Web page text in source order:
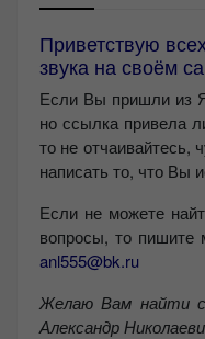
Приветствую
звука на своём
Если Вы пришли из
но ссылка привела
то не отчаивайтесь,
написать то, что Вы
Если не можете
вопросы, то пишите
anl555@bk.ru
Желаю Вам найти
Александр